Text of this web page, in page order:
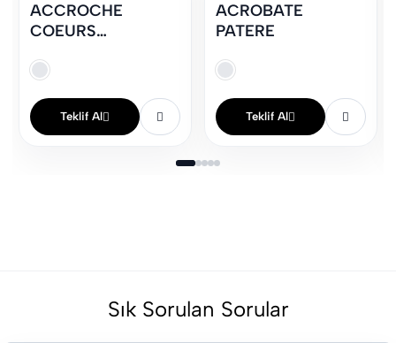
ACCROCHE
COEURS
Teklif Al
ACROBATE
PATERE
Teklif Al
Sık Sorulan Sorular